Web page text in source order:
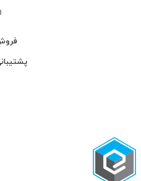
فروش:
پشتیبانی: 95-